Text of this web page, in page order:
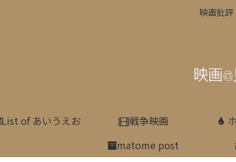
映画批
List of あいうえお 戦争映画
matome post